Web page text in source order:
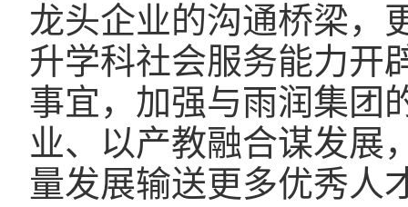
龙头企业的沟通桥梁，
升学科社会服务能力开
事宜，加强与雨润集团
业、以产教融合谋发展
量发展输送更多优秀人